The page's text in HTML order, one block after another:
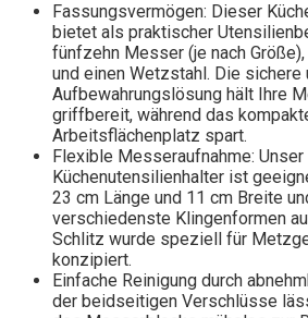
Fassungsvermögen: Dieser
bietet als praktischer
fünfzehn Messer (je nach
und einen Wetzstahl. Die sichere
Aufbewahrungslösung hält Ihre
griffbereit, während das
Arbeitsflächenplatz spart.
Flexible Messeraufnahme: Unser
Küchenutensilienhalter ist
23 cm Länge und 11 cm Breite
verschiedenste Klingenformen
Schlitz wurde speziell für
konzipiert.
Einfache Reinigung durch
der beidseitigen Verschlüsse